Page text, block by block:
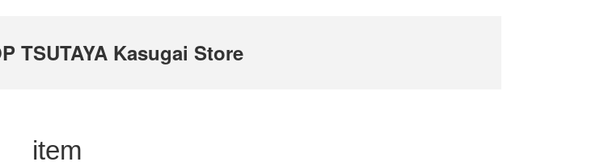
TSUTAYA Kasugai Store
item